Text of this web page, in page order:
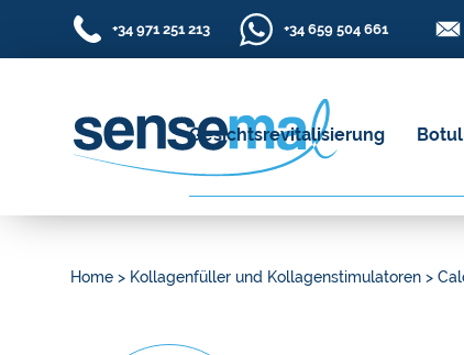
+34 971 251 213 +34 659 504 661
Gesichtsrevitalisierung
Home > Kollagenfüller und Kollagenstimulatoren >